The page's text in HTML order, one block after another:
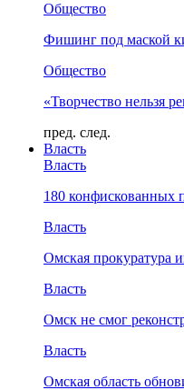
Общество
Фишинг под маской
Общество
«Творчество нельзя
пред. след.
Власть
Власть
180 конфискованных
Власть
Омская прокуратура
Власть
Омск не смог
Власть
Омская область